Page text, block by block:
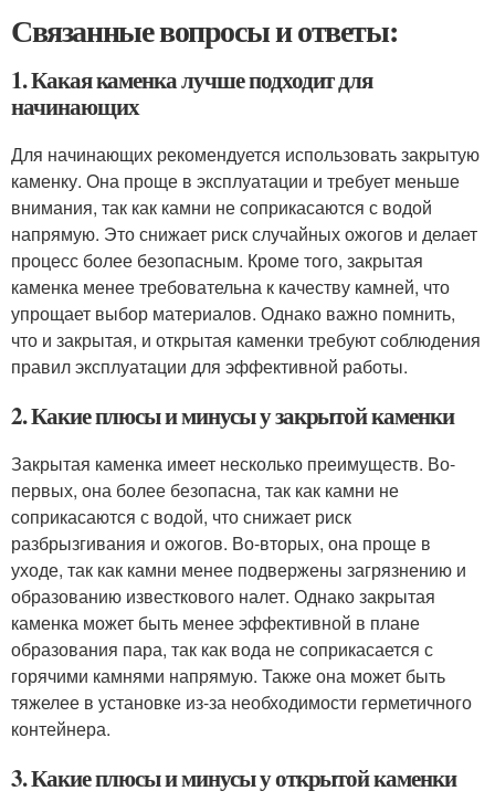
Связанные вопросы и ответы:
1. Какая каменка лучше подходит для
начинающих
Для начинающих рекомендуется использовать закрытую
каменку. Она проще в эксплуатации и требует меньше
внимания, так как камни не соприкасаются с водой
напрямую. Это снижает риск случайных ожогов и делает
процесс более безопасным. Кроме того, закрытая
каменка менее требовательна к качеству камней, что
упрощает выбор материалов. Однако важно помнить,
что и закрытая, и открытая каменки требуют соблюдения
правил эксплуатации для эффективной работы.
2. Какие плюсы и минусы у закрытой каменки
Закрытая каменка имеет несколько преимуществ. Во-
первых, она более безопасна, так как камни не
соприкасаются с водой, что снижает риск
разбрызгивания и ожогов. Во-вторых, она проще в
уходе, так как камни менее подвержены загрязнению и
образованию известкового налет. Однако закрытая
каменка может быть менее эффективной в плане
образования пара, так как вода не соприкасается с
горячими камнями напрямую. Также она может быть
тяжелее в установке из-за необходимости герметичного
контейнера.
3. Какие плюсы и минусы у открытой каменки